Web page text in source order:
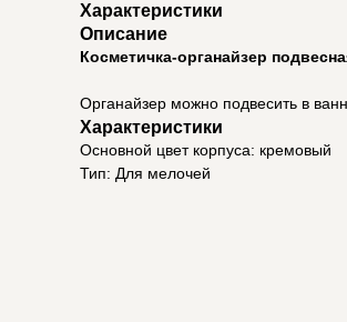
Характеристики
Описание
Косметичка-органайзер
Органайзер можно подвесить в
Характеристики
Основной цвет корпуса: кремовый
Тип: Для мелочей